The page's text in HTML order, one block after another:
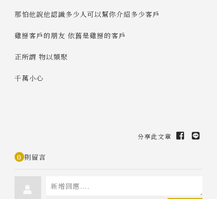
那怕他說他認識多少人可以幫你介紹多少客戶
雞掰客戶的朋友 依舊是雞掰的客戶
正所謂 物以類聚
千萬小心
分享此文章
0 則留言